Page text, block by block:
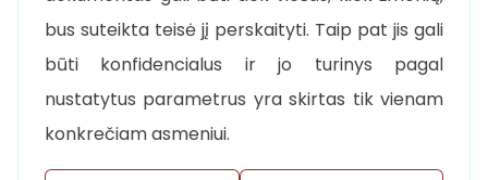
bus suteikta teisė jį perskaityti. Taip pat jis gali
būti konfidencialus ir jo turinys pagal
nustatytus parametrus yra skirtas tik vienam
konkrečiam asmeniui.